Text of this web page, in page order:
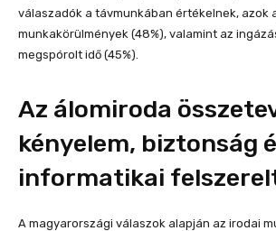
válaszadók a távmunkában értékelnek, azok
munkakörülmények (48%), valamint az
megspórolt idő (45%).
Az álomiroda
kényelem, biztonság
informatikai
A magyarországi válaszok alapján az irodai